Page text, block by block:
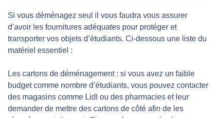
Si vous déménagez seul il vous faudra vous assurer
d’avoir les fournitures adéquates pour protéger et
transporter vos objets d’étudiants. Ci-dessous une liste du
matériel essentiel :
Les cartons de déménagement : si vous avez un faible
budget comme nombre d’étudiants, vous pouvez contacter
des magasins comme Lidl ou des pharmacies et leur
demander de mettre des cartons de côté afin de les